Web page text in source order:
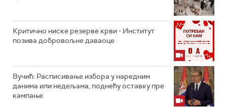
Критично ниске резерве крви - Институт
позива добровољне даваоце
Вучић: Расписивање избора у наредним
данима или недељама, поднећу оставку пре
кампање